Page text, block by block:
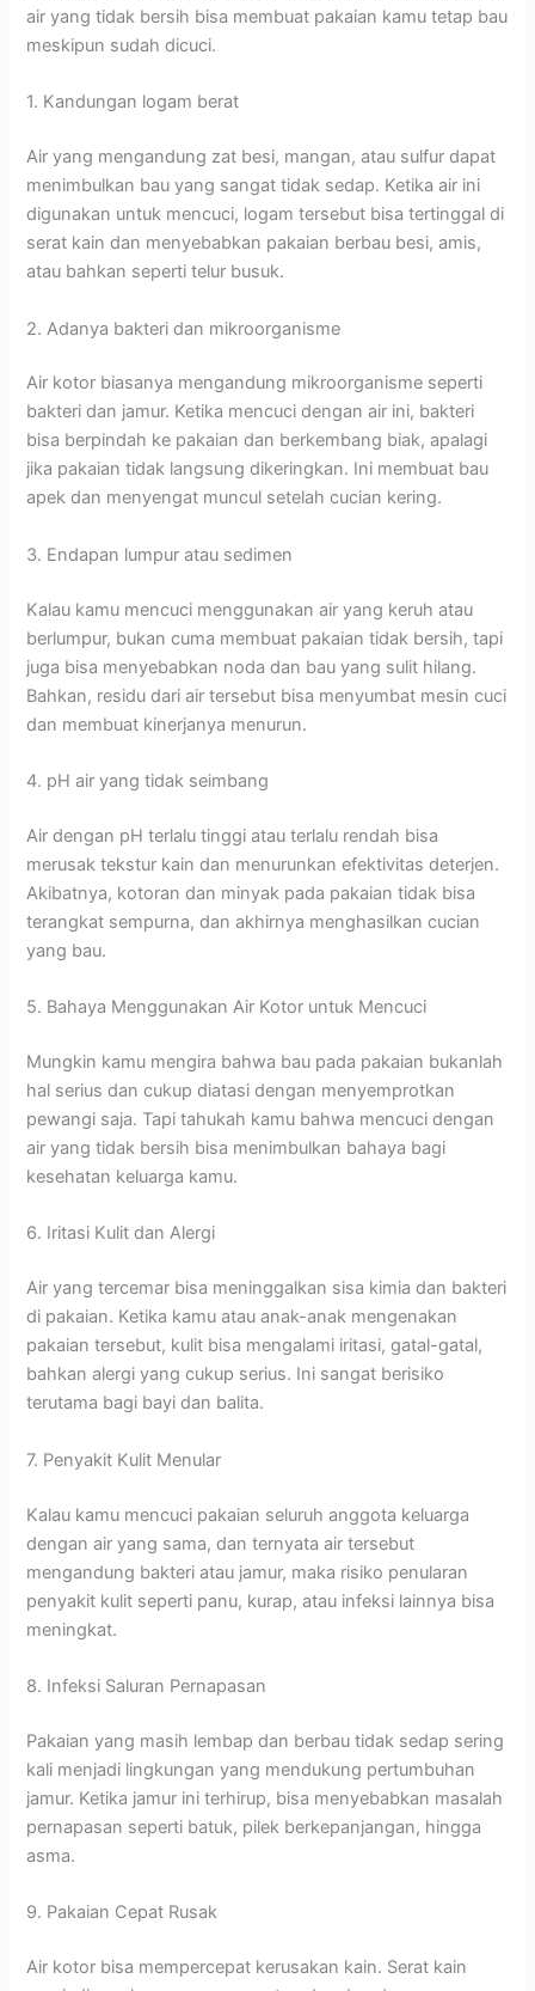
air yang tidak bersih bisa membuat pakaian kamu tetap bau
meskipun sudah dicuci.
1. Kandungan logam berat
Air yang mengandung zat besi, mangan, atau sulfur dapat
menimbulkan bau yang sangat tidak sedap. Ketika air ini
digunakan untuk mencuci, logam tersebut bisa tertinggal di
serat kain dan menyebabkan pakaian berbau besi, amis,
atau bahkan seperti telur busuk.
2. Adanya bakteri dan mikroorganisme
Air kotor biasanya mengandung mikroorganisme seperti
bakteri dan jamur. Ketika mencuci dengan air ini, bakteri
bisa berpindah ke pakaian dan berkembang biak, apalagi
jika pakaian tidak langsung dikeringkan. Ini membuat bau
apek dan menyengat muncul setelah cucian kering.
3. Endapan lumpur atau sedimen
Kalau kamu mencuci menggunakan air yang keruh atau
berlumpur, bukan cuma membuat pakaian tidak bersih, tapi
juga bisa menyebabkan noda dan bau yang sulit hilang.
Bahkan, residu dari air tersebut bisa menyumbat mesin cuci
dan membuat kinerjanya menurun.
4. pH air yang tidak seimbang
Air dengan pH terlalu tinggi atau terlalu rendah bisa
merusak tekstur kain dan menurunkan efektivitas deterjen.
Akibatnya, kotoran dan minyak pada pakaian tidak bisa
terangkat sempurna, dan akhirnya menghasilkan cucian
yang bau.
5. Bahaya Menggunakan Air Kotor untuk Mencuci
Mungkin kamu mengira bahwa bau pada pakaian bukanlah
hal serius dan cukup diatasi dengan menyemprotkan
pewangi saja. Tapi tahukah kamu bahwa mencuci dengan
air yang tidak bersih bisa menimbulkan bahaya bagi
kesehatan keluarga kamu.
6. Iritasi Kulit dan Alergi
Air yang tercemar bisa meninggalkan sisa kimia dan bakteri
di pakaian. Ketika kamu atau anak-anak mengenakan
pakaian tersebut, kulit bisa mengalami iritasi, gatal-gatal,
bahkan alergi yang cukup serius. Ini sangat berisiko
terutama bagi bayi dan balita.
7. Penyakit Kulit Menular
Kalau kamu mencuci pakaian seluruh anggota keluarga
dengan air yang sama, dan ternyata air tersebut
mengandung bakteri atau jamur, maka risiko penularan
penyakit kulit seperti panu, kurap, atau infeksi lainnya bisa
meningkat.
8. Infeksi Saluran Pernapasan
Pakaian yang masih lembap dan berbau tidak sedap sering
kali menjadi lingkungan yang mendukung pertumbuhan
jamur. Ketika jamur ini terhirup, bisa menyebabkan masalah
pernapasan seperti batuk, pilek berkepanjangan, hingga
asma.
9. Pakaian Cepat Rusak
Air kotor bisa mempercepat kerusakan kain. Serat kain